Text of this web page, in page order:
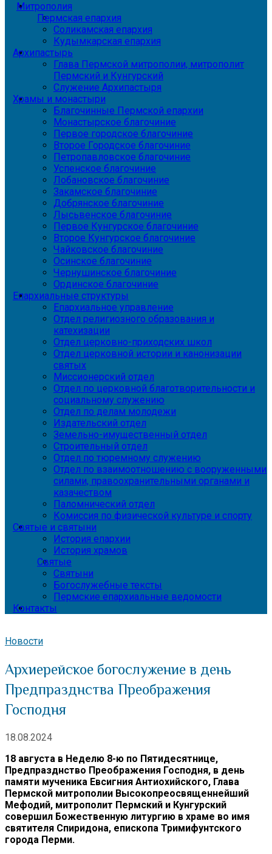
Митрополия
Пермская епархия
Соликамская епархия
Кудымкарская епархия
Архипастырь
Глава Пермской митрополии, митрополит
Пермский и Кунгурский
Служение Архипастыря
Храмы и монастыри
Благочинные Пермской епархии
Монастырское благочиние
Первое городское благочиние
Второе Городское благочиние
Петропавловское благочиние
Успенское благочиние
Лобановское благочиние
Закамское благочиние
Добрянское благочиние
Лысьвенское благочиние
Первое Кунгурское благочиние
Второе Кунгурское благочиние
Чайковское благочиние
Осинское благочиние
Чернушинское благочиние
Ординское благочиние
Епархиальные структуры
Епархиальное управление
Отдел религиозного образования и
катехизации
Отдел церковно-приходских школ
Отдел церковной истории и канонизации
святых
Миссионерский отдел
Отдел по церковной благотворительности и
социальному служению
Отдел по делам молодежи
Издательский отдел
Земельно-имущественный отдел
Строительный отдел
Отдел по тюремному служению
Отдел по взаимоотношению с вооруженными
силами, правоохранительными органами и
казачеством
Паломнический отдел
Комиссия по физической культуре и спорту
Святые и святыни
История епархии
История храмов
Святые
Святыни
Богослужебные тексты
Пермские епархиальные ведомости
Контакты
Новости
Архиерейское богослужение в день
Предпразднства Преображения
Господня
18.08.2024
18 августа в Неделю 8-ю по Пятидесятнице,
Предпразднство Преображения Господня, в день
памяти мученика Евсигния Антиохийского, Глава
Пермской митрополии Высокопреосвященнейший
Мефодий, митрополит Пермский и Кунгурский
совершил Божественную литургию в храме во имя
святителя Спиридона, епископа Тримифунтского
города Перми.